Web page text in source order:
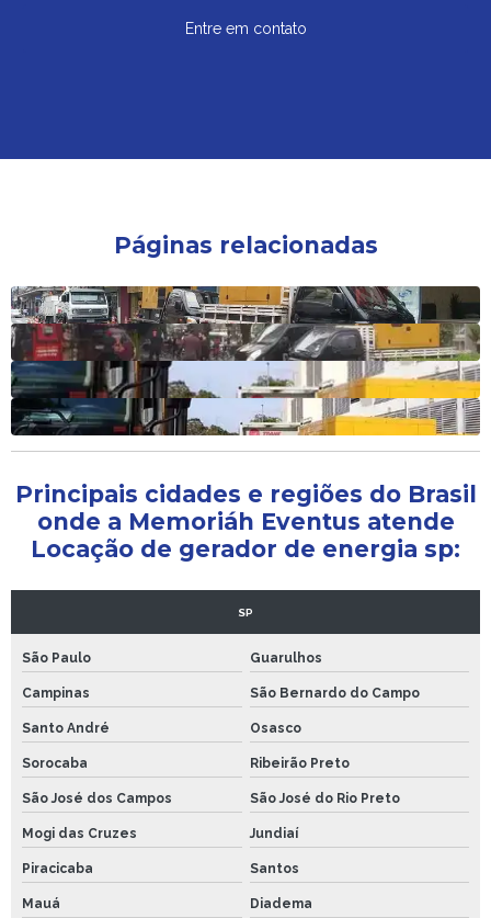
Entre em contato
Páginas relacionadas
Locação de gerador de energia a diesel
Locação de gerador de energia
Locação de gerador em sp
Locação de gerador em são paulo
Principais cidades e regiões do Brasil
onde a Memoriáh Eventus atende
Locação de gerador de energia sp:
SP
São Paulo Guarulhos
Campinas São Bernardo do Campo
Santo André Osasco
Sorocaba Ribeirão Preto
São José dos Campos São José do Rio Preto
Mogi das Cruzes Jundiaí
Piracicaba Santos
Mauá Diadema